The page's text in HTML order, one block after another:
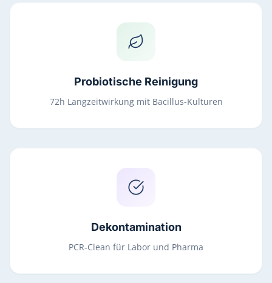
Probiotische Reinigung
72h Langzeitwirkung mit Bacillus-Kulturen
Dekontamination
PCR-Clean für Labor und Pharma